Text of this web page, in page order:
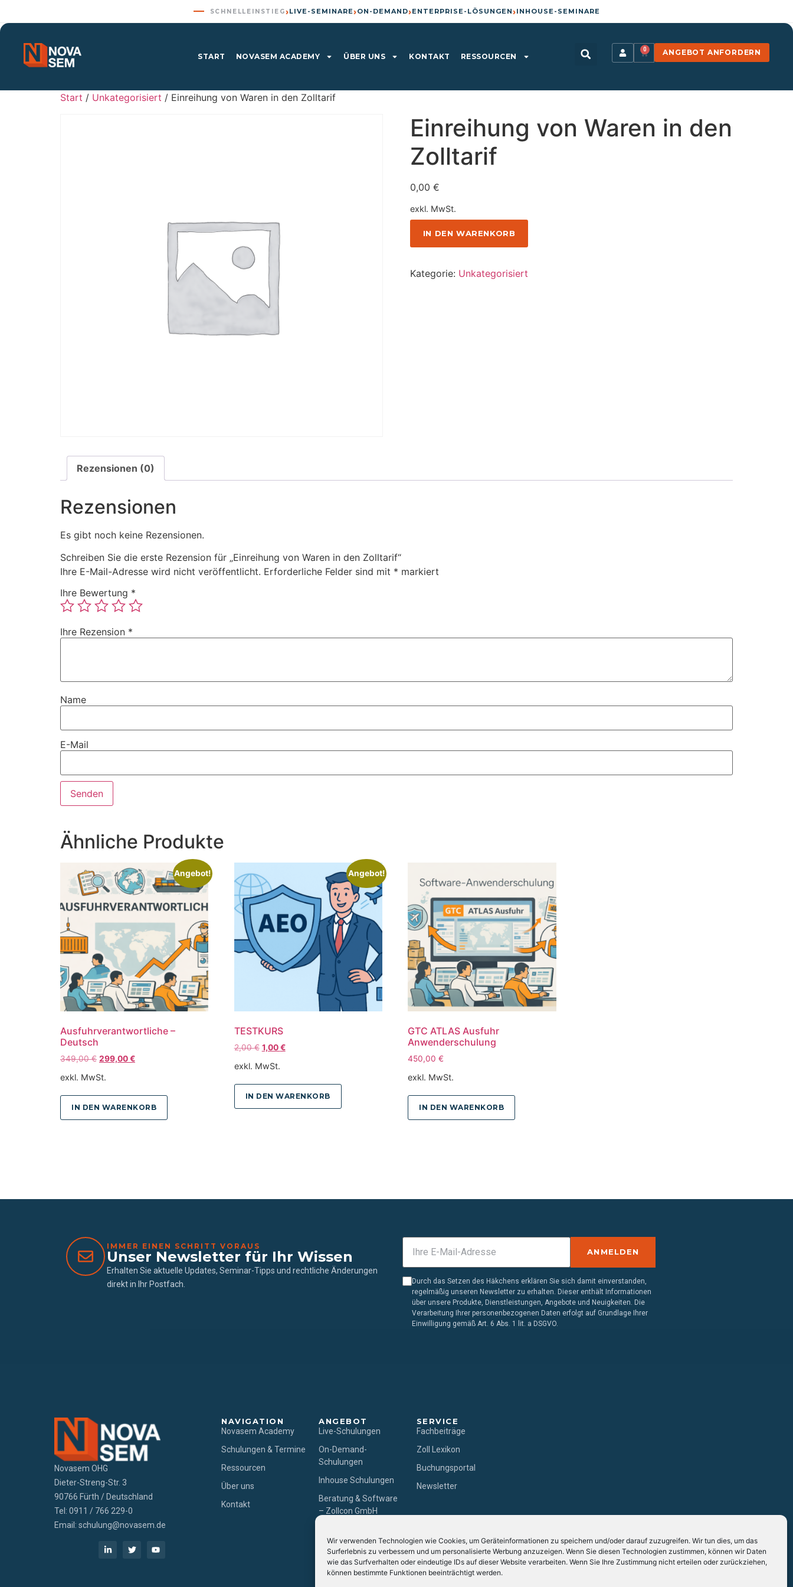
Wir verwenden Technologien wie Cookies, um Geräteinformationen zu speichern und/oder darauf zuzugreifen. Wir tun dies, um das
Surferlebnis zu verbessern und um personalisierte Werbung anzuzeigen. Wenn Sie diesen Technologien zustimmen, können wir Daten
wie das Surfverhalten oder eindeutige IDs auf dieser Website verarbeiten. Wenn Sie Ihre Zustimmung nicht erteilen oder zurückziehen,
können bestimmte Funktionen beeinträchtigt werden.
SCHNELLEINSTIEG›LIVE-SEMINARE›ON-DEMAND›ENTERPRISE-LÖSUNGEN›INHOUSE-SEMINARE
START NOVASEM ACADEMY ÜBER UNS KONTAKT RESSOURCEN
0 ANGEBOT ANFORDERN
Start / Unkategorisiert / Einreihung von Waren in den Zolltarif
Einreihung von Waren in den
Zolltarif
0,00 €
exkl. MwSt.
IN DEN WARENKORB
Kategorie: Unkategorisiert
Rezensionen (0)
Rezensionen
Es gibt noch keine Rezensionen.
Schreiben Sie die erste Rezension für „Einreihung von Waren in den Zolltarif“
Ihre E-Mail-Adresse wird nicht veröffentlicht. Erforderliche Felder sind mit * markiert
Ihre Bewertung *
Ihre Rezension *
Name
E-Mail
Ähnliche Produkte
Angebot!
Ausfuhrverantwortliche –
Deutsch
349,00€ 299,00€
exkl. MwSt.
IN DEN WARENKORB
Angebot!
TESTKURS
2,00€ 1,00€
exkl. MwSt.
IN DEN WARENKORB
GTC ATLAS Ausfuhr
Anwenderschulung
450,00€
exkl. MwSt.
IN DEN WARENKORB
IMMER EINEN SCHRITT VORAUS
Unser Newsletter für Ihr Wissen
Erhalten Sie aktuelle Updates, Seminar-Tipps und rechtliche Änderungen
direkt in Ihr Postfach.
ANMELDEN
Durch das Setzen des Häkchens erklären Sie sich damit einverstanden,
regelmäßig unseren Newsletter zu erhalten. Dieser enthält Informationen
über unsere Produkte, Dienstleistungen, Angebote und Neuigkeiten. Die
Verarbeitung Ihrer personenbezogenen Daten erfolgt auf Grundlage Ihrer
Einwilligung gemäß Art. 6 Abs. 1 lit. a DSGVO.
Novasem OHG
Dieter-Streng-Str. 3
90766 Fürth / Deutschland
Tel: 0911 / 766 229-0
Email: schulung@novasem.de
NAVIGATION
Novasem Academy
Schulungen & Termine
Ressourcen
Über uns
Kontakt
ANGEBOT
Live-Schulungen
On-Demand-
Schulungen
Inhouse Schulungen
Beratung & Software
– Zollcon GmbH
SERVICE
Fachbeiträge
Zoll Lexikon
Buchungsportal
Newsletter